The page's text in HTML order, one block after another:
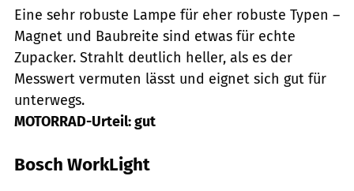
Eine sehr robuste Lampe für eher robuste Typen –
Magnet und Baubreite sind etwas für echte
Zupacker. Strahlt deutlich heller, als es der
Messwert vermuten lässt und eignet sich gut für
unterwegs.
MOTORRAD-Urteil: gut
Bosch WorkLight